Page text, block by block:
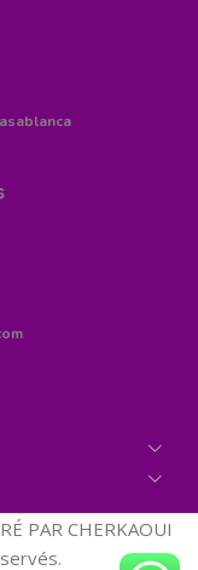
PAR CHERKAOUI